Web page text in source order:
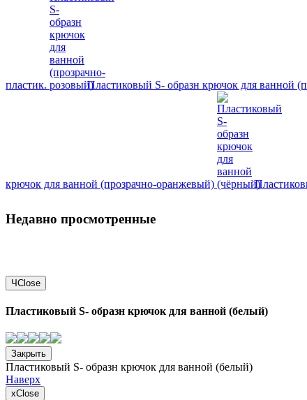
пластик. Пластиковый S- образн крючок для ванной
крючок для ванной (прозрачно-оранжевый)
Недавно просмотренные
ЧClose
Пластиковый S- образн крючок для ванной (белый)
Закрыть
Пластиковый S- образн крючок для ванной (белый)
Наверх
xClose